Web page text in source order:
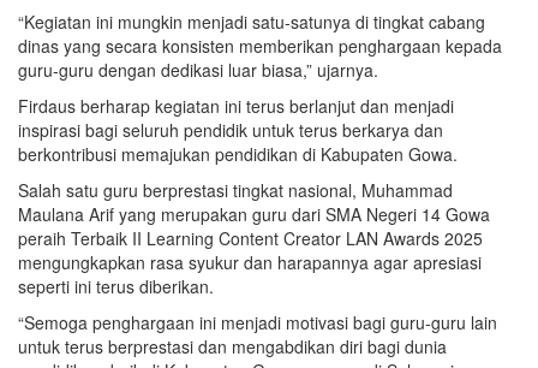
“Kegiatan ini mungkin menjadi satu-satunya di tingkat cabang
dinas yang secara konsisten memberikan penghargaan kepada
guru-guru dengan dedikasi luar biasa,” ujarnya.
Firdaus berharap kegiatan ini terus berlanjut dan menjadi
inspirasi bagi seluruh pendidik untuk terus berkarya dan
berkontribusi memajukan pendidikan di Kabupaten Gowa.
Salah satu guru berprestasi tingkat nasional, Muhammad
Maulana Arif yang merupakan guru dari SMA Negeri 14 Gowa
peraih Terbaik II Learning Content Creator LAN Awards 2025
mengungkapkan rasa syukur dan harapannya agar apresiasi
seperti ini terus diberikan.
“Semoga penghargaan ini menjadi motivasi bagi guru-guru lain
untuk terus berprestasi dan mengabdikan diri bagi dunia